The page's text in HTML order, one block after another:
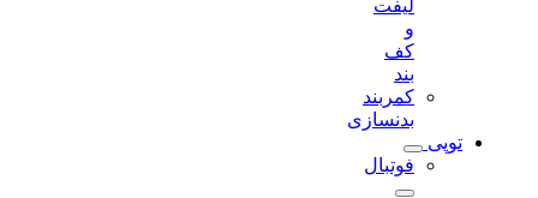
کمربند
بدنسازی
توپی
فوتبال